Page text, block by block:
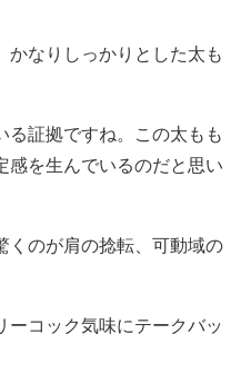
かなりしっかりとした太も
証拠ですね。 この太もも
感を生んでいるのだと思い
くのが肩の捻転、可動域の
ーコック気味にテークバッ